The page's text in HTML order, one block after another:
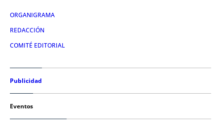
ORGANIGRAMA
REDACCIÓN
COMITÉ EDITORIAL
Publicidad
Eventos